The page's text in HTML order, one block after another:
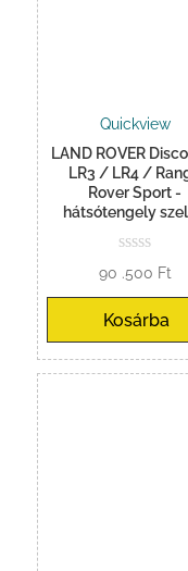
Quickview
LAND ROVER
LR3 / LR4 /
Rover Sport -
hátsótengely
90 .500 Ft
Kosárba